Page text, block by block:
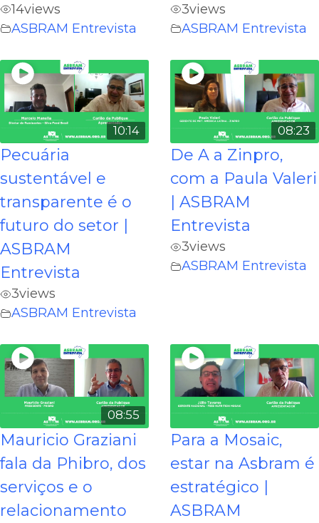
14views
ASBRAM Entrevista
3views
ASBRAM Entrevista
10:14
Pecuária
sustentável e
transparente é o
futuro do setor |
ASBRAM
Entrevista
3views
ASBRAM Entrevista
08:23
De A a Zinpro,
com a Paula Valeri
| ASBRAM
Entrevista
3views
ASBRAM Entrevista
08:55
Mauricio Graziani
fala da Phibro, dos
serviços e o
relacionamento
Para a Mosaic,
estar na Asbram é
estratégico |
ASBRAM